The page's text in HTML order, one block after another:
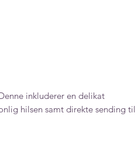
inkluderer en delikat
hilsen samt direkte sending til